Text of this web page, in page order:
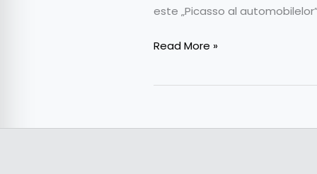
este „Picasso al
Read More »